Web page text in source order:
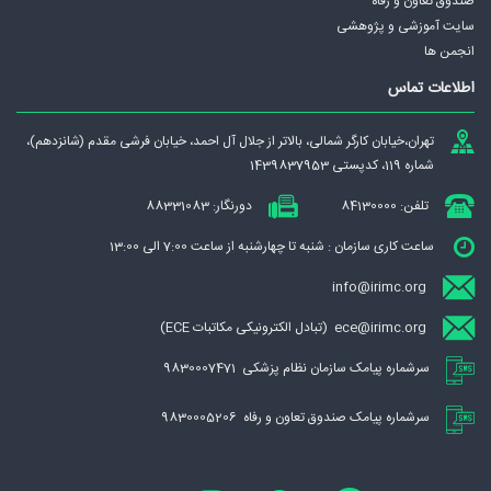
مدیریت ثبت نام
مدیریت تدارکات
دبيرخانه ستاد حوادث غيرمترقبه
سایت آموزشی و پژوهشی
انجمن ها
اطلاعات تماس
تهران،‌خيابان كارگر شمالی، بالاتر از جلال آل احمد، خيابان فرشی مقدم (شانزدهم)،
شماره 119، کدپستی 1439837953
تلفن: 84130000
دورنگار: 88331083
ساعت کاری سازمان : شنبه تا چهارشنبه از ساعت 7:00 الی 13:00
info@irimc.org
ece@irimc.org (تبادل الکترونیکی مکاتبات ECE)
سرشماره پیامک سازمان نظام پزشکی 9830007471
سرشماره پیامک صندوق تعاون و رفاه 9830005206